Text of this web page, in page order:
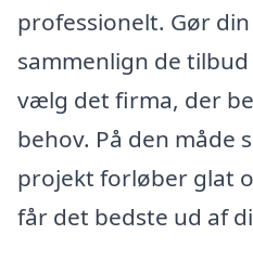
professionelt. Gør
sammenlign de
vælg det firma, der
behov. På den måde
projekt forløber glat
får det bedste ud af